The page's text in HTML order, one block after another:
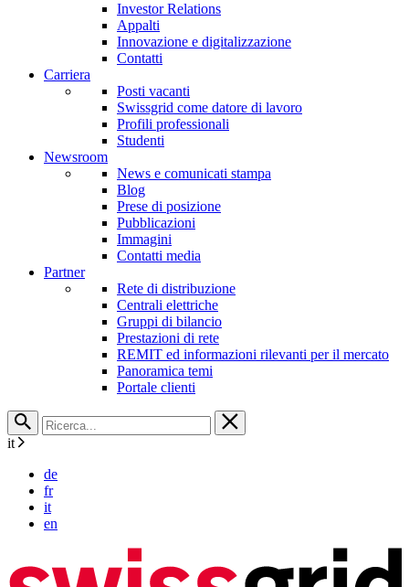
Investor Relations
Appalti
Innovazione e digitalizzazione
Contatti
Carriera
Posti vacanti
Swissgrid come datore di lavoro
Profili professionali
Studenti
Newsroom
News e comunicati stampa
Blog
Prese di posizione
Pubblicazioni
Immagini
Contatti media
Partner
Rete di distribuzione
Centrali elettriche
Gruppi di bilancio
Prestazioni di rete
REMIT ed informazioni rilevanti per il mercato
Panoramica temi
Portale clienti
it
de
fr
it
en